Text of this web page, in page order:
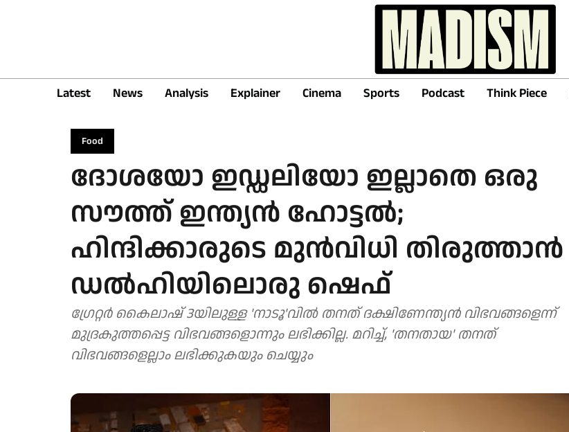
Latest News Analysis Explainer Cinema Sports Podcast Think Piece
Food
ദോശയോ ഇഡ്ഡലിയോ ഇല്ലാതെ ഒരു
സൗത്ത് ഇന്ത്യൻ ഹോട്ടൽ;
ഹിന്ദിക്കാരുടെ മുൻവിധി തിരുത്താൻ
ഡൽഹിയിലൊരു ഷെഫ്
ഗ്രേറ്റർ കൈലാഷ് 3യിലുള്ള 'നാടൂ'വിൽ തനത് ദക്ഷിണേന്ത്യൻ വിഭവങ്ങളെന്ന്
മുദ്രകുത്തപ്പെട്ട വിഭവങ്ങളൊന്നും ലഭിക്കില്ല. മറിച്ച്, 'തനതായ' തനത്
വിഭവങ്ങളെല്ലാം ലഭിക്കുകയും ചെയ്യും